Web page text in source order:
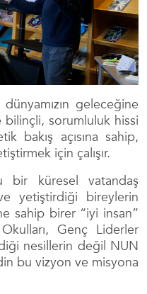
geleceğine
bilinçli, sorumluluk hissi
bakış açısına sahip,
için çalışır.
bir küresel vatandaş
yetiştirdiği bireylerin
sahip birer “iyi insan”
Genç Liderler
nesillerin değil NUN
bu vizyon ve misyona